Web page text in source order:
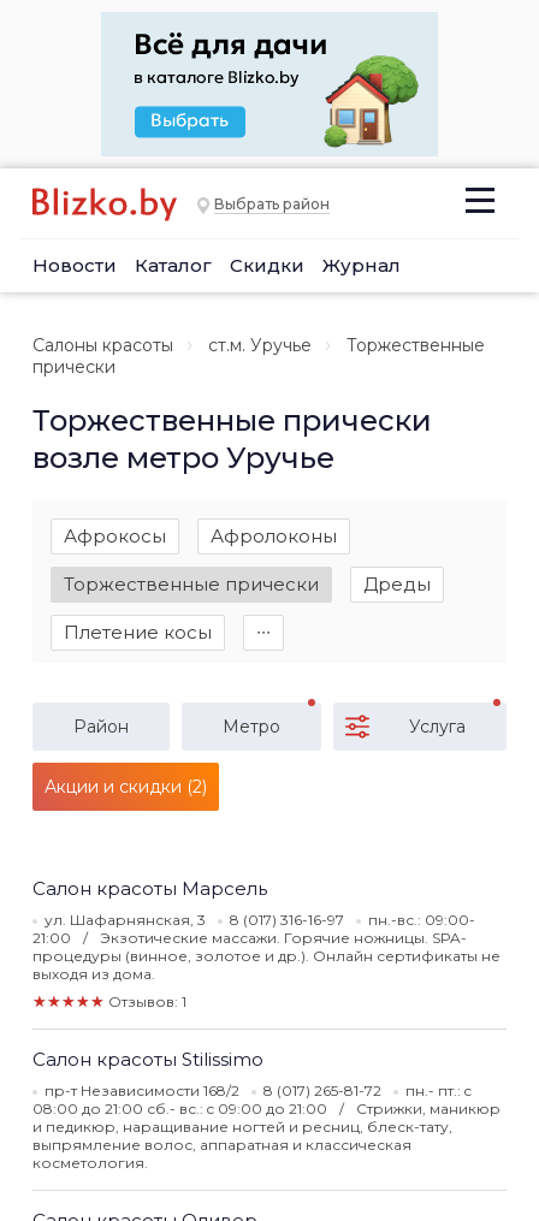
Выбрать район
Новости Каталог Скидки Журнал
Салоны красоты ст.м. Уручье
Торжественные
прически
Торжественные прически
возле метро Уручье
Афрокосы Афролоконы
Торжественные прически Дреды
Плетение косы ∙∙∙
Район Метро Услуга
Акции и скидки (2)
Салон красоты Марсель
ул. Шафарнянская, 3 8 (017) 316-16-97
пн.-вс.: 09:00-
21:00
Экзотические массажи. Горячие ножницы. SPA-
процедуры (винное, золотое и др.). Онлайн сертификаты не
выходя из дома.
★★★★★ Отзывов: 1
Салон красоты Stilissimo
пр-т Независимости 168/2 8 (017) 265-81-72
пн.- пт.: c
08:00 до 21:00 сб.- вс.: c 09:00 до 21:00
Стрижки, маникюр
и педикюр, наращивание ногтей и ресниц, блеск-тату,
выпрямление волос, аппаратная и классическая
косметология.